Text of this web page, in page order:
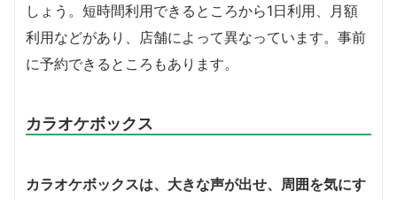
しょう。短時間利用できるところから1日利用、月額
利用などがあり、店舗によって異なっています。事前
に予約できるところもあります。
カラオケボックス
カラオケボックスは、大きな声が出せ、周囲を気にす